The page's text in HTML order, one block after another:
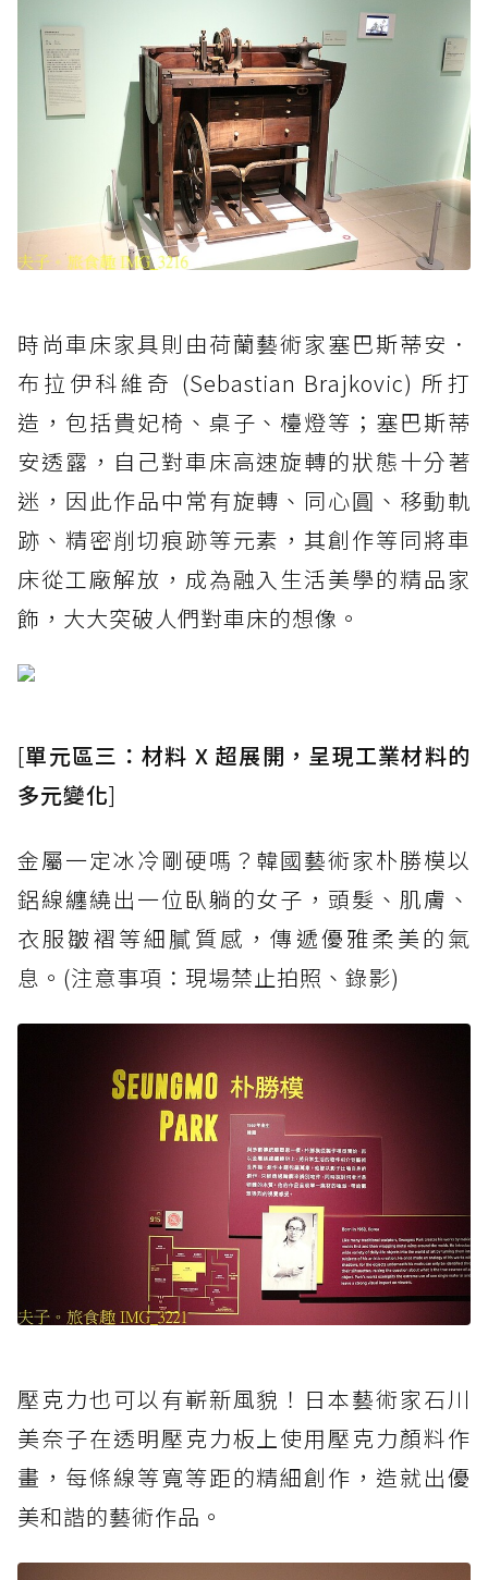
時尚車床家具則由荷蘭藝術家塞巴斯蒂安．
布拉伊科維奇 (Sebastian Brajkovic) 所打
造，包括貴妃椅、桌子、檯燈等；塞巴斯蒂
安透露，自己對車床高速旋轉的狀態十分著
迷，因此作品中常有旋轉、同心圓、移動軌
跡、精密削切痕跡等元素，其創作等同將車
床從工廠解放，成為融入生活美學的精品家
飾，大大突破人們對車床的想像。
[單元區三：材料 X 超展開，呈現工業材料的
多元變化]
金屬一定冰冷剛硬嗎？韓國藝術家朴勝模以
鋁線纏繞出一位臥躺的女子，頭髮、肌膚、
衣服皺褶等細膩質感，傳遞優雅柔美的氣
息。(注意事項：現場禁止拍照、錄影)
壓克力也可以有嶄新風貌！日本藝術家石川
美奈子在透明壓克力板上使用壓克力顏料作
畫，每條線等寬等距的精細創作，造就出優
美和諧的藝術作品。